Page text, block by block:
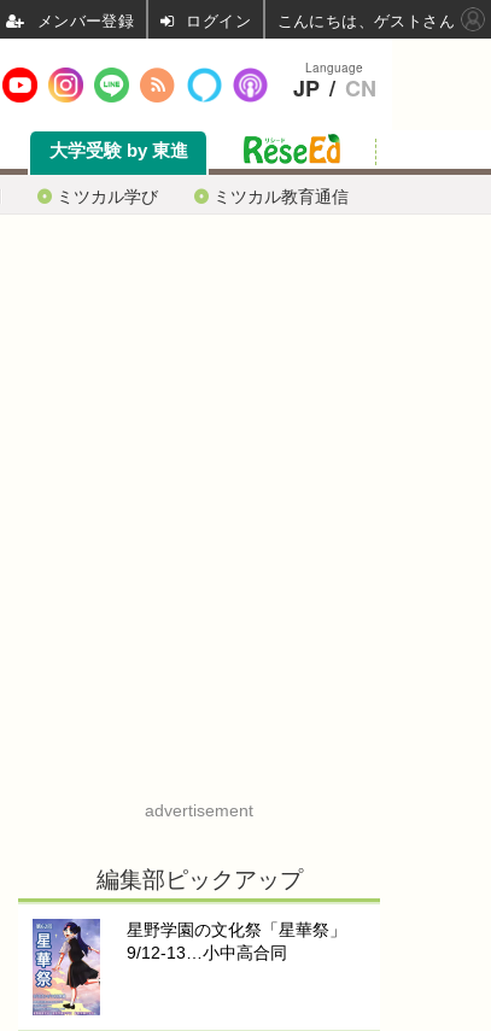
ミツカル学び ミツカル教育通信
大学受験 by 東進
advertisement
編集部ピックアップ
星野学園の文化祭「星華祭」
9/12-13…小中高合同
Language
JP / CN
ログイン こんにちは、ゲストさん